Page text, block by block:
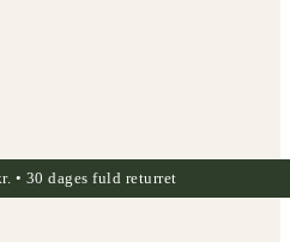
• 30 dages fuld returret